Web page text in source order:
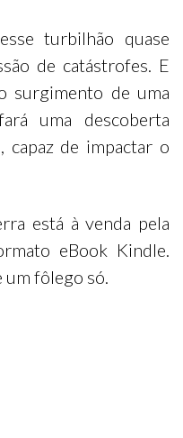
turbilhão quase
de catástrofes. E
surgimento de uma
uma descoberta
capaz de impactar o
está à venda pela
eBook Kindle.
um fôlego só.